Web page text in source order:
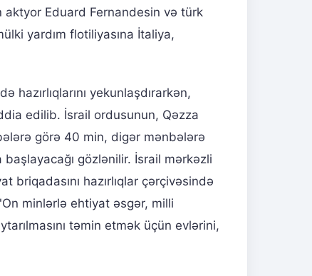
aktyor Eduard Fernandesin və türk
yardım flotiliyasına İtaliya,
hazırlıqlarını yekunlaşdırarkən,
edilib. İsrail ordusunun, Qəzza
görə 40 min, digər mənbələrə
gözlənilir. İsrail mərkəzli
hazırlıqlar çərçivəsində
minlərlə ehtiyat əsgər, milli
təmin etmək üçün evlərini,